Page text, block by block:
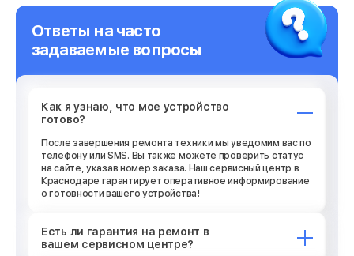
Ответы на часто
задаваемые вопросы
Как я узнаю, что мое устройство
готово?
После завершения ремонта техники мы уведомим вас по
телефону или SMS. Вы также можете проверить статус
на сайте, указав номер заказа. Наш сервисный центр в
Краснодаре гарантирует оперативное информирование
о готовности вашего устройства!
Есть ли гарантия на ремонт в
вашем сервисном центре?